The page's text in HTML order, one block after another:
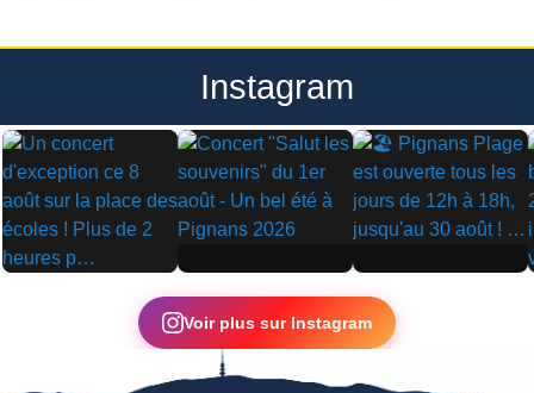
Instagram
▶
▶ ▶
Voir plus sur Instagram